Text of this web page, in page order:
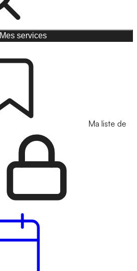
Mes services
Ma liste de